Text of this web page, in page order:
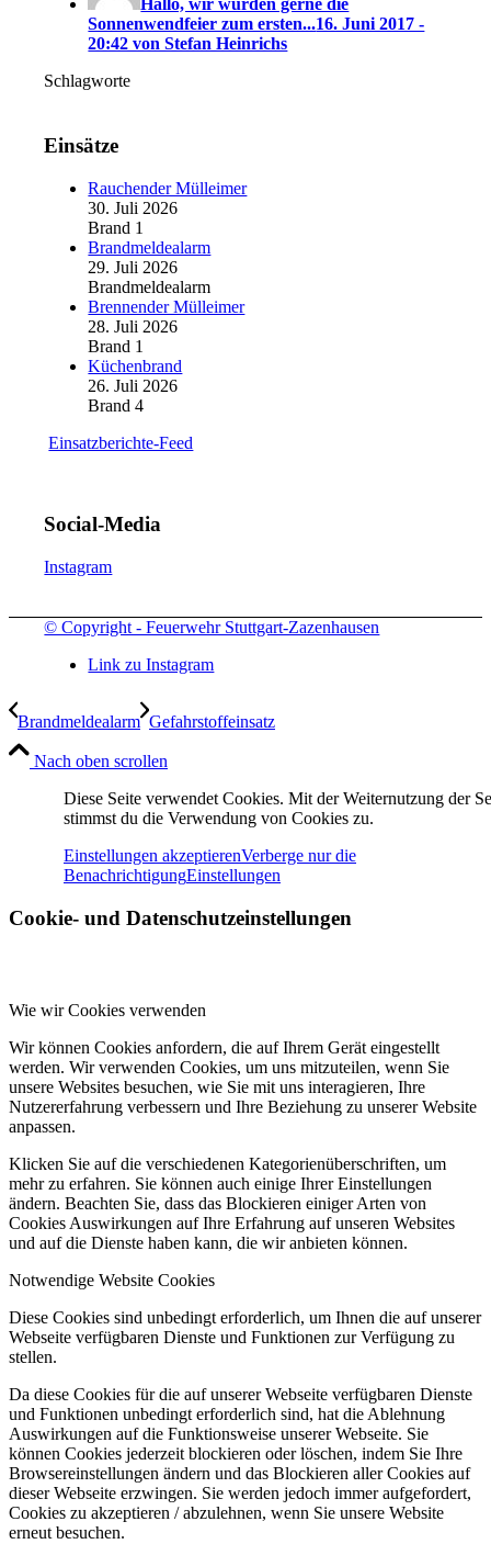
Hallo, wir würden gerne die
Sonnenwendfeier zum ersten...16. Juni 2017 -
20:42 von Stefan Heinrichs
Schlagworte
Einsätze
Rauchender Mülleimer
30. Juli 2026
Brand 1
Brandmeldealarm
29. Juli 2026
Brandmeldealarm
Brennender Mülleimer
28. Juli 2026
Brand 1
Küchenbrand
26. Juli 2026
Brand 4
Einsatzberichte-Feed
Social-Media
Instagram
© Copyright - Feuerwehr Stuttgart-Zazenhausen
Link zu Instagram
Brandmeldealarm Gefahrstoffeinsatz
Nach oben scrollen
Diese Seite verwendet Cookies. Mit der Weiternutzung der
stimmst du die Verwendung von Cookies zu.
Einstellungen akzeptierenVerberge nur die
BenachrichtigungEinstellungen
Cookie- und Datenschutzeinstellungen
Wie wir Cookies verwenden
Wir können Cookies anfordern, die auf Ihrem Gerät eingestellt
werden. Wir verwenden Cookies, um uns mitzuteilen, wenn Sie
unsere Websites besuchen, wie Sie mit uns interagieren, Ihre
Nutzererfahrung verbessern und Ihre Beziehung zu unserer Website
anpassen.
Klicken Sie auf die verschiedenen Kategorienüberschriften, um
mehr zu erfahren. Sie können auch einige Ihrer Einstellungen
ändern. Beachten Sie, dass das Blockieren einiger Arten von
Cookies Auswirkungen auf Ihre Erfahrung auf unseren Websites
und auf die Dienste haben kann, die wir anbieten können.
Notwendige Website Cookies
Diese Cookies sind unbedingt erforderlich, um Ihnen die auf unserer
Webseite verfügbaren Dienste und Funktionen zur Verfügung zu
stellen.
Da diese Cookies für die auf unserer Webseite verfügbaren Dienste
und Funktionen unbedingt erforderlich sind, hat die Ablehnung
Auswirkungen auf die Funktionsweise unserer Webseite. Sie
können Cookies jederzeit blockieren oder löschen, indem Sie Ihre
Browsereinstellungen ändern und das Blockieren aller Cookies auf
dieser Webseite erzwingen. Sie werden jedoch immer aufgefordert,
Cookies zu akzeptieren / abzulehnen, wenn Sie unsere Website
erneut besuchen.